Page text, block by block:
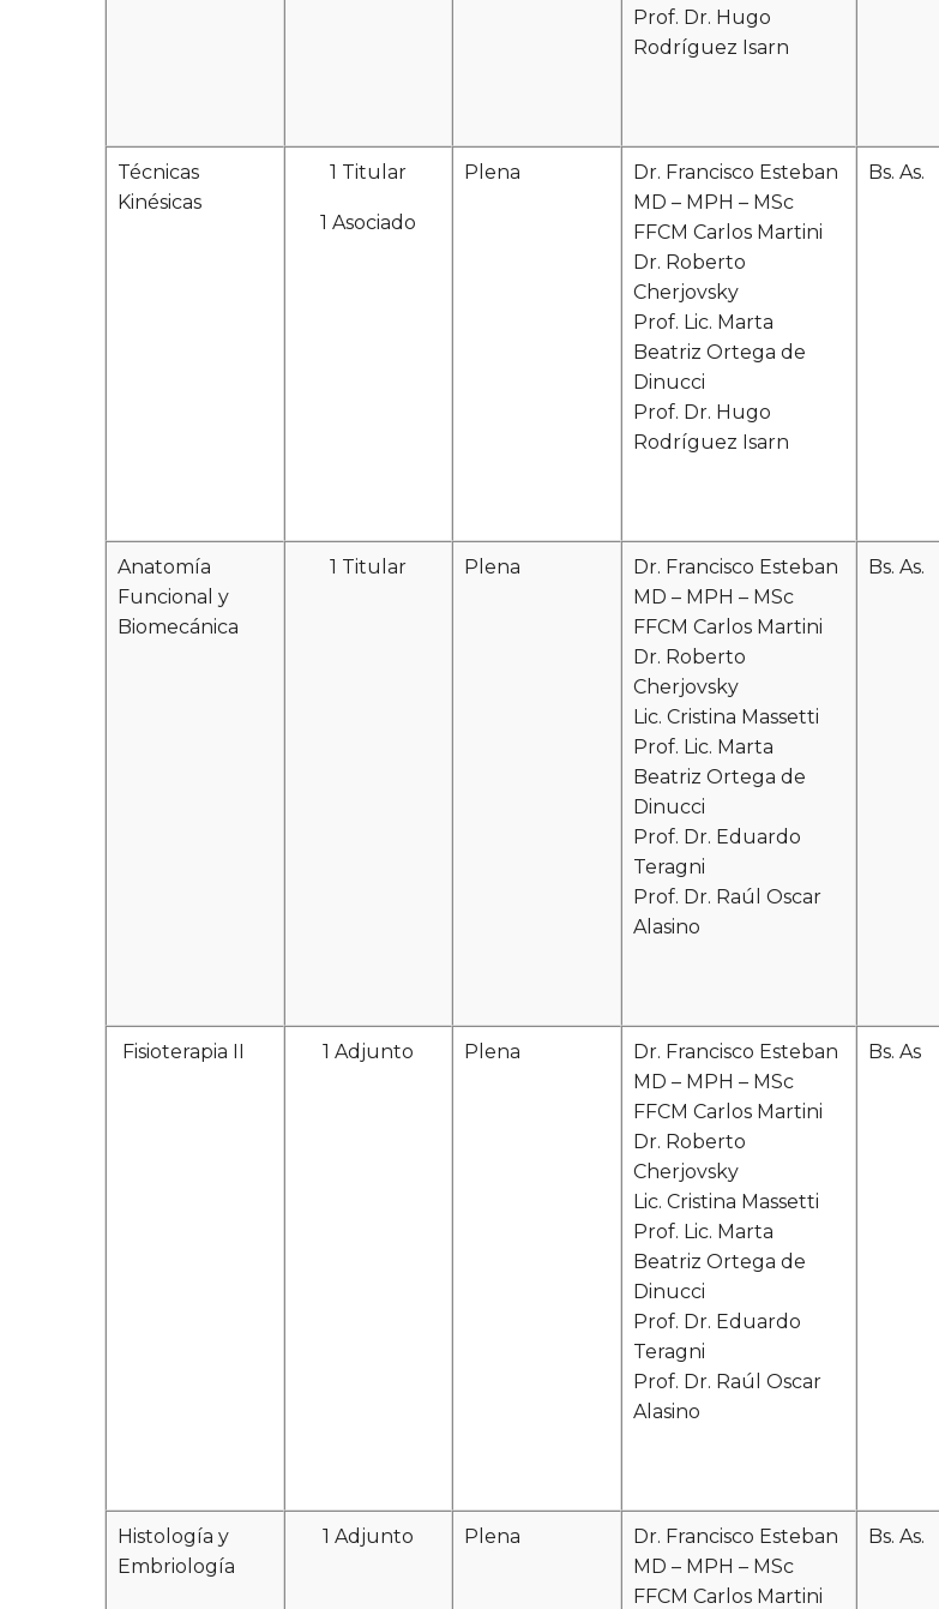
Prof. Dr. Hugo
Rodríguez Isarn
Técnicas
Kinésicas
1 Titular
1 Asociado
Plena
Dr. Francisco Esteban
MD – MPH – MSc
FFCM Carlos Martini
Dr. Roberto
Cherjovsky
Prof. Lic. Marta
Beatriz Ortega de
Dinucci
Prof. Dr. Hugo
Rodríguez Isarn
Bs. As.
Anatomía
Funcional y
Biomecánica
1 Titular Plena
Dr. Francisco Esteban
MD – MPH – MSc
FFCM Carlos Martini
Dr. Roberto
Cherjovsky
Lic. Cristina Massetti
Prof. Lic. Marta
Beatriz Ortega de
Dinucci
Prof. Dr. Eduardo
Teragni
Prof. Dr. Raúl Oscar
Alasino
Bs. As.
Fisioterapia II 1 Adjunto Plena
Dr. Francisco Esteban
MD – MPH – MSc
FFCM Carlos Martini
Dr. Roberto
Cherjovsky
Lic. Cristina Massetti
Prof. Lic. Marta
Beatriz Ortega de
Dinucci
Prof. Dr. Eduardo
Teragni
Prof. Dr. Raúl Oscar
Alasino
Bs. As
Histología y
Embriología
1 Adjunto Plena
Dr. Francisco Esteban
MD – MPH – MSc
FFCM Carlos Martini
Bs. As.